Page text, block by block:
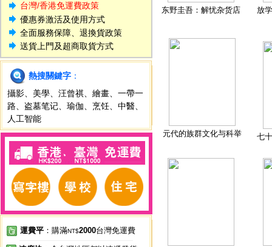
台灣/香港免運費政策
優惠券激活及使用方式
全面服務保障、退換貨政策
送貨上門及超商取貨方式
熱搜關鍵字 ：
攝影
美學 汪曾祺 繪畫
一帶一
路
盗墓笔记 瑜伽 烹饪 中醫
人工智能
運費平 ：購滿NT$2000台灣免運費
东野圭吾：解忧杂货店 放
元代的族群文化与科举 七